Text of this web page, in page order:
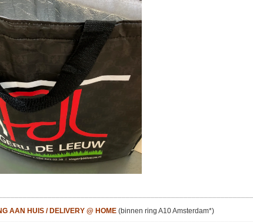
AAN HUIS / DELIVERY @ HOME (binnen ring A10 Amsterdam*)